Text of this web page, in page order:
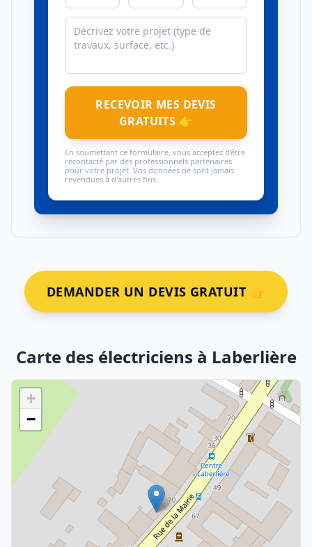
RECEVOIR MES DEVIS
GRATUITS 👉
En soumettant ce formulaire, vous acceptez d'être
recontacté par des professionnels partenaires
pour votre projet. Vos données ne sont jamais
revendues à d'autres fins.
DEMANDER UN DEVIS GRATUIT 👉
Carte des électriciens à Laberlière
+
−